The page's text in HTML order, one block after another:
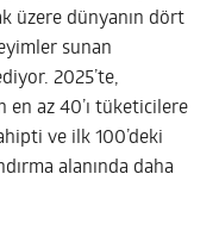
üzere dünyanın dört
sunan
2025’te,
en az 40’ı tüketicilere
ve ilk 100’deki
alanında daha